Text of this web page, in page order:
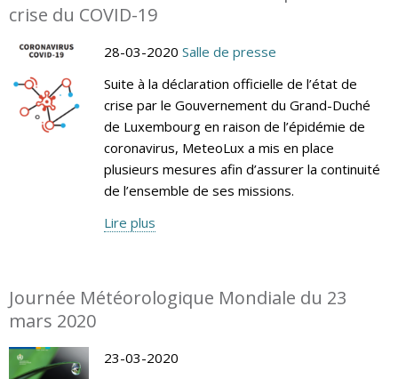
crise du COVID-19
28-03-2020 Salle de presse
Suite à la déclaration officielle de l’état de
crise par le Gouvernement du Grand-Duché
de Luxembourg en raison de l’épidémie de
coronavirus, MeteoLux a mis en place
plusieurs mesures afin d’assurer la continuité
de l’ensemble de ses missions.
Lire plus
Journée Météorologique Mondiale du 23
mars 2020
23-03-2020